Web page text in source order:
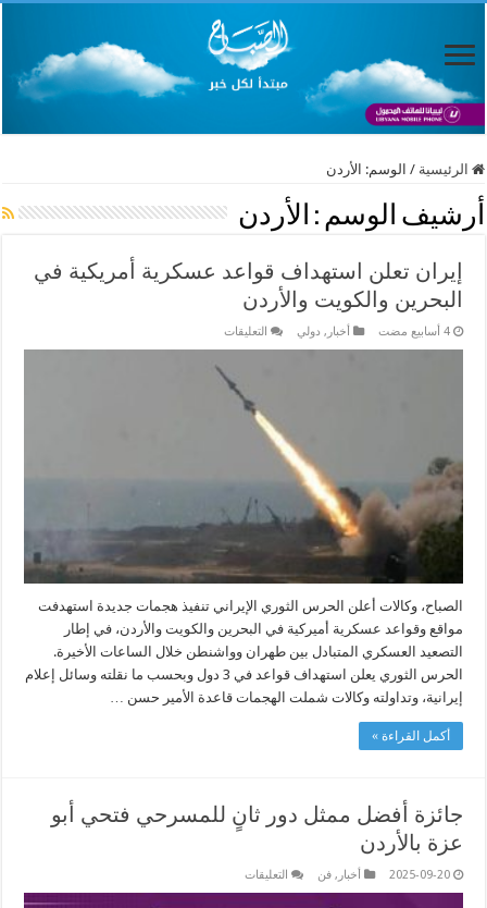
الرئيسية / الوسم: الأردن
أرشيف الوسم : الأردن
إيران تعلن استهداف قواعد عسكرية أمريكية في
البحرين والكويت والأردن
‏4 أسابيع مضت أخبار , دولي التعليقات
استهداف
الصباح، وكالات أعلن الحرس الثوري الإيراني تنفيذ هجمات جديدة استهدفت
مواقع وقواعد عسكرية أميركية في البحرين والكويت والأردن، في إطار
التصعيد العسكري المتبادل بين طهران وواشنطن خلال الساعات الأخيرة.
الحرس الثوري يعلن استهداف قواعد في 3 دول وبحسب ما نقلته وسائل إعلام
إيرانية، وتداولته وكالات شملت الهجمات قاعدة الأمير حسن …
أكمل القراءة »
جائزة أفضل ممثل دور ثانٍ للمسرحي فتحي أبو
عزة بالأردن
2025-09-20 أخبار ,فن التعليقات